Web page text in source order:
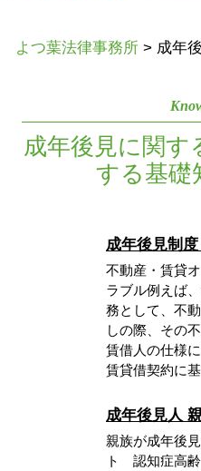
よつ葉法律事務所 > 成年
成年後見に関す
する基礎
成年後見制度
不動産・賃貸
ラブル例えば
務として、不
しの際、その
賃借人の仕様
賃貸借契約に
成年後見人
親族が成年後
ト 認知症高